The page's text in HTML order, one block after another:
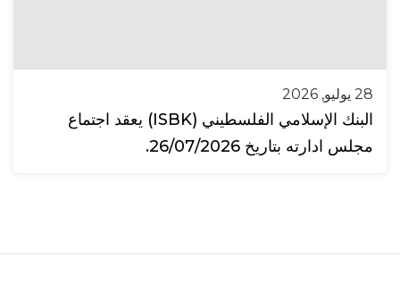
28 يوليو, 2026
البنك الإسلامي الفلسطيني (ISBK) يعقد اجتماع
مجلس ادارته بتاريخ 26/07/2026.